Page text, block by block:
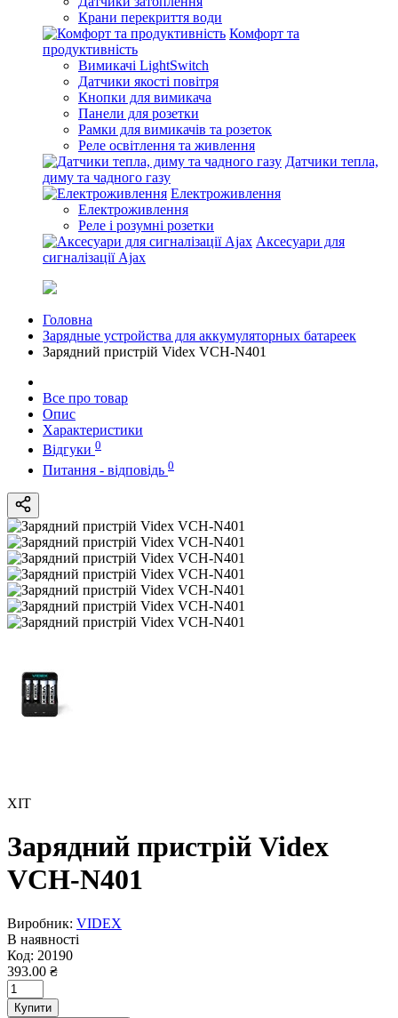
Крани перекриття води
Комфорт та
продуктивність
Вимикачі LightSwitch
Датчики якості повітря
Кнопки для вимикача
Панели для розетки
Рамки для вимикачів та розеток
Реле освітлення та живлення
Датчики тепла,
диму та чадного газу
Електроживлення
Електроживлення
Реле і розумні розетки
Аксесуари для
сигналізації Ajax
Головна
Зарядные устройства для аккумуляторных батареек
Зарядний пристрій Videx VCH-N401
Все про товар
Опис
Характеристики
Відгуки 0
Питання - відповідь 0
ХІТ
Зарядний пристрій Videx
VCH-N401
Виробник: VIDEX
В наявності
Код: 20190
393.00 ₴
Купити